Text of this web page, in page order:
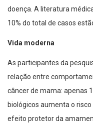
doença. A literatura
10% do total de casos
Vida moderna
As participantes da
relação entre
câncer de mama: apenas
biológicos aumenta o
efeito protetor da